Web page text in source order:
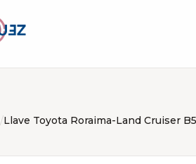
/Llave Toyota Roraima-Land Cruiser